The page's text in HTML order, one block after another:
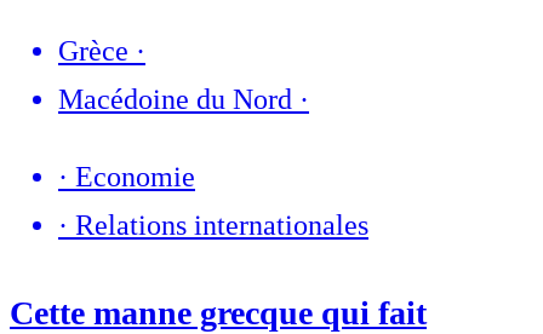
Grèce ·
Macédoine du Nord ·
· Economie
· Relations internationales
Cette manne grecque qui fait